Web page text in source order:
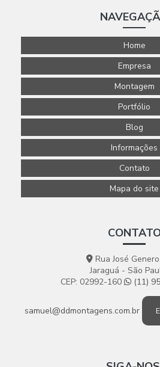
Home
Empresa
Montagem
Portfólio
Blog
Informações
Contato
Mapa do site
Rua José
Jaraguá - São
CEP: 02992-160
(11)
samuel@ddmontagens.com.br